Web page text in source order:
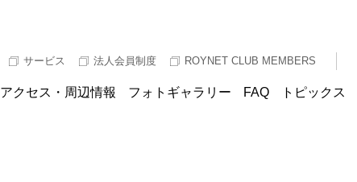
サービス 法人会員制度 ROYNET CLUB MEMBERS
アクセス・周辺情報 フォトギャラリー FAQ トピックス